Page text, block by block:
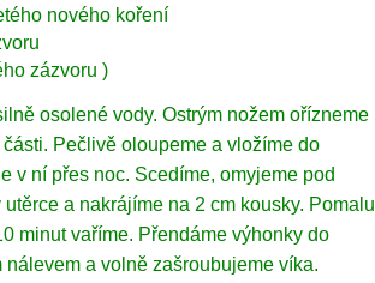
nového koření
zázvoru )
osolené vody. Ostrým nožem ořízneme
Pečlivě oloupeme a vložíme do
v ní přes noc. Scedíme, omyjeme pod
a nakrájíme na 2 cm kousky. Pomalu
minut vaříme. Přendáme výhonky do
a volně zašroubujeme víka.